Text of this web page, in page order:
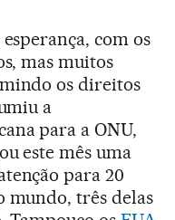
com os
mas muitos
os direitos
a
para a ONU,
este mês uma
para 20
mundo, três delas